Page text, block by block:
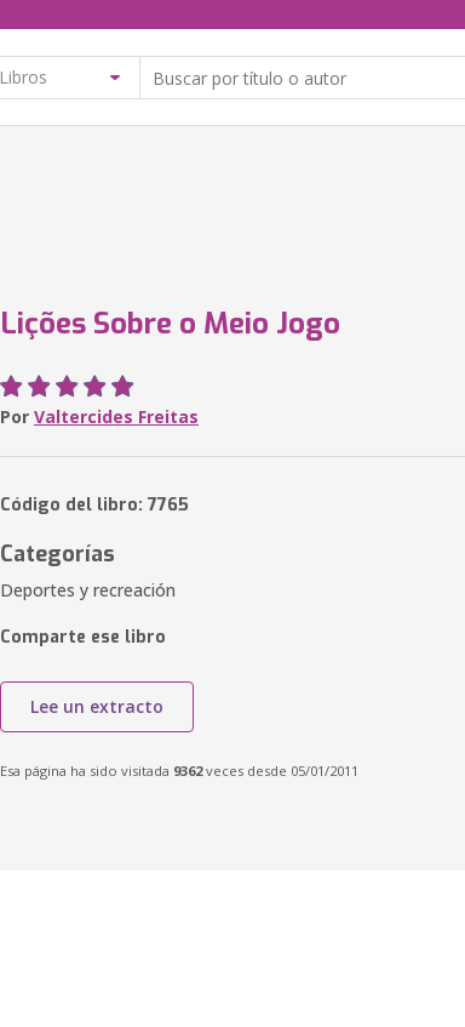
Lições Sobre o Meio Jogo
Por Valtercides Freitas
Código del libro: 7765
Categorías
Deportes y recreación
Comparte ese libro
Lee un extracto
Esa página ha sido visitada 9362veces desde 05/01/2011